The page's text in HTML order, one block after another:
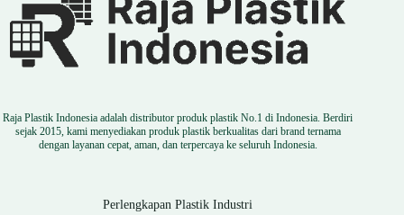
Raja Plastik Indonesia adalah distributor produk plastik No.1 di Indonesia. Berdiri
sejak 2015, kami menyediakan produk plastik berkualitas dari brand ternama
dengan layanan cepat, aman, dan terpercaya ke seluruh Indonesia.
Perlengkapan Plastik Industri